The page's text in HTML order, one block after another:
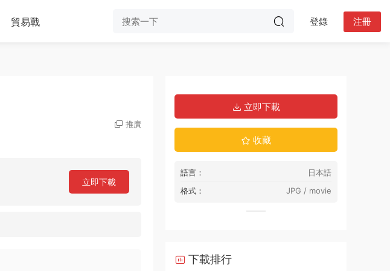
貿易戰 登錄 注冊
推廣
立即下載
立即下載
收藏
語言：
日本語
格式：
JPG / movie
下載排行